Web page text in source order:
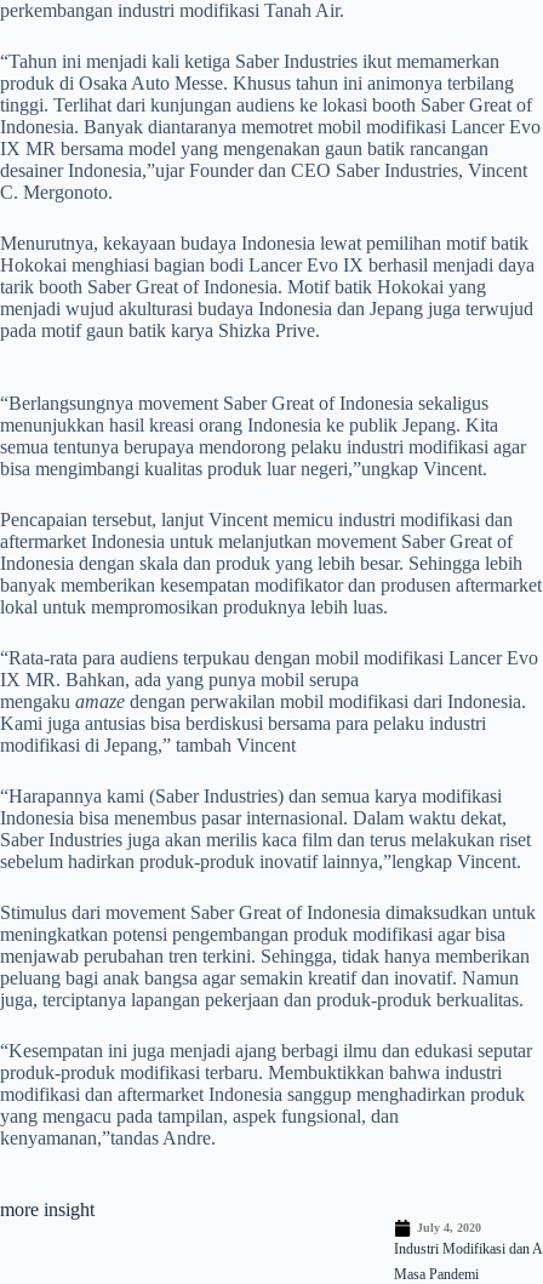
perkembangan industri modifikasi Tanah Air.
“Tahun ini menjadi kali ketiga Saber Industries ikut memamerkan
produk di Osaka Auto Messe. Khusus tahun ini animonya terbilang
tinggi. Terlihat dari kunjungan audiens ke lokasi booth Saber Great of
Indonesia. Banyak diantaranya memotret mobil modifikasi Lancer Evo
IX MR bersama model yang mengenakan gaun batik rancangan
desainer Indonesia,”ujar Founder dan CEO Saber Industries, Vincent
C. Mergonoto.
Menurutnya, kekayaan budaya Indonesia lewat pemilihan motif batik
Hokokai menghiasi bagian bodi Lancer Evo IX berhasil menjadi daya
tarik booth Saber Great of Indonesia. Motif batik Hokokai yang
menjadi wujud akulturasi budaya Indonesia dan Jepang juga terwujud
pada motif gaun batik karya Shizka Prive.
“Berlangsungnya movement Saber Great of Indonesia sekaligus
menunjukkan hasil kreasi orang Indonesia ke publik Jepang. Kita
semua tentunya berupaya mendorong pelaku industri modifikasi agar
bisa mengimbangi kualitas produk luar negeri,”ungkap Vincent.
Pencapaian tersebut, lanjut Vincent memicu industri modifikasi dan
aftermarket Indonesia untuk melanjutkan movement Saber Great of
Indonesia dengan skala dan produk yang lebih besar. Sehingga lebih
banyak memberikan kesempatan modifikator dan produsen aftermarket
lokal untuk mempromosikan produknya lebih luas.
“Rata-rata para audiens terpukau dengan mobil modifikasi Lancer Evo
IX MR. Bahkan, ada yang punya mobil serupa
mengaku amaze dengan perwakilan mobil modifikasi dari Indonesia.
Kami juga antusias bisa berdiskusi bersama para pelaku industri
modifikasi di Jepang,” tambah Vincent
“Harapannya kami (Saber Industries) dan semua karya modifikasi
Indonesia bisa menembus pasar internasional. Dalam waktu dekat,
Saber Industries juga akan merilis kaca film dan terus melakukan riset
sebelum hadirkan produk-produk inovatif lainnya,”lengkap Vincent.
Stimulus dari movement Saber Great of Indonesia dimaksudkan untuk
meningkatkan potensi pengembangan produk modifikasi agar bisa
menjawab perubahan tren terkini. Sehingga, tidak hanya memberikan
peluang bagi anak bangsa agar semakin kreatif dan inovatif. Namun
juga, terciptanya lapangan pekerjaan dan produk-produk berkualitas.
“Kesempatan ini juga menjadi ajang berbagi ilmu dan edukasi seputar
produk-produk modifikasi terbaru. Membuktikkan bahwa industri
modifikasi dan aftermarket Indonesia sanggup menghadirkan produk
yang mengacu pada tampilan, aspek fungsional, dan
kenyamanan,”tandas Andre.
more insight
July 4, 2020
Industri Modifikasi dan
Masa Pandemi